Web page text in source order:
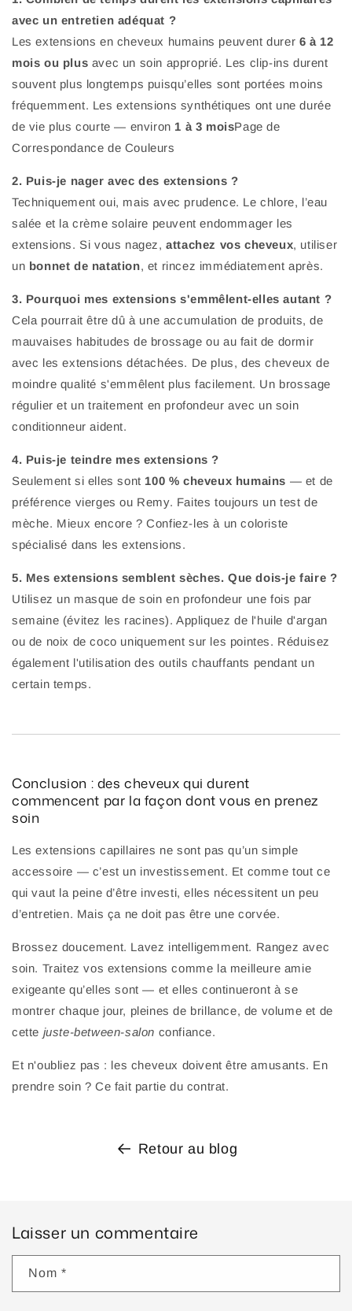
avec un entretien adéquat ?
Les extensions en cheveux humains peuvent durer 6 à 12
mois ou plus avec un soin approprié. Les clip-ins durent
souvent plus longtemps puisqu’elles sont portées moins
fréquemment. Les extensions synthétiques ont une durée
de vie plus courte — environ 1 à 3 moisPage de
Correspondance de Couleurs
2. Puis-je nager avec des extensions ?
Techniquement oui, mais avec prudence. Le chlore, l’eau
salée et la crème solaire peuvent endommager les
extensions. Si vous nagez,attachez vos cheveux, utiliser
un bonnet de natation, et rincez immédiatement après.
3. Pourquoi mes extensions s'emmêlent-elles autant ?
Cela pourrait être dû à une accumulation de produits, de
mauvaises habitudes de brossage ou au fait de dormir
avec les extensions détachées. De plus, des cheveux de
moindre qualité s'emmêlent plus facilement. Un brossage
régulier et un traitement en profondeur avec un soin
conditionneur aident.
4. Puis-je teindre mes extensions ?
Seulement si elles sont 100 % cheveux humains — et de
préférence vierges ou Remy. Faites toujours un test de
mèche. Mieux encore ? Confiez-les à un coloriste
spécialisé dans les extensions.
5. Mes extensions semblent sèches. Que dois-je faire ?
Utilisez un masque de soin en profondeur une fois par
semaine (évitez les racines). Appliquez de l'huile d'argan
ou de noix de coco uniquement sur les pointes. Réduisez
également l'utilisation des outils chauffants pendant un
certain temps.
Conclusion : des cheveux qui durent
commencent par la façon dont vous en prenez
soin
Les extensions capillaires ne sont pas qu’un simple
accessoire — c’est un investissement. Et comme tout ce
qui vaut la peine d’être investi, elles nécessitent un peu
d’entretien. Mais ça ne doit pas être une corvée.
Brossez doucement. Lavez intelligemment. Rangez avec
soin. Traitez vos extensions comme la meilleure amie
exigeante qu’elles sont — et elles continueront à se
montrer chaque jour, pleines de brillance, de volume et de
cette juste-between-salon confiance.
Et n'oubliez pas : les cheveux doivent être amusants. En
prendre soin ? Ce fait partie du contrat.
Retour au blog
Laisser un commentaire
Nom *